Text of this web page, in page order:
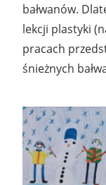
bałwanów.
lekcji plastyki
pracach
śnieżnych